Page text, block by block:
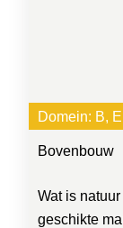
Domein: B, E
Bovenbouw
Wat is
geschikte